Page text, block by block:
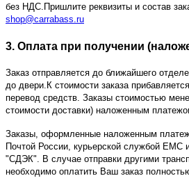
без НДС.Пришлите реквизиты и состав
shop@carrabass.ru
3. Оплата при получении
Заказ отправляется до ближайшего
до двери.К стоимости заказа
перевод средств. Заказы стоимостью
стоимости доставки) наложенным
Заказы, оформленные наложенным
Почтой России, курьерской службой ЕМС
"СДЭК". В случае отправки другими
необходимо оплатить Ваш заказ